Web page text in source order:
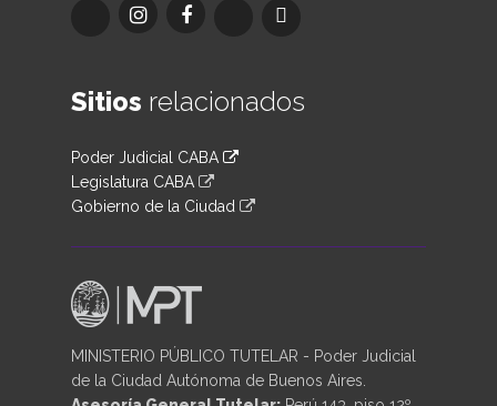
Sitios relacionados
Poder Judicial CABA
Legislatura CABA
Gobierno de la Ciudad
MINISTERIO PÚBLICO TUTELAR - Poder Judicial
de la Ciudad Autónoma de Buenos Aires.